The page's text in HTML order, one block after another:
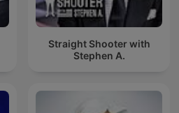
Straight Shooter with
Stephen A.